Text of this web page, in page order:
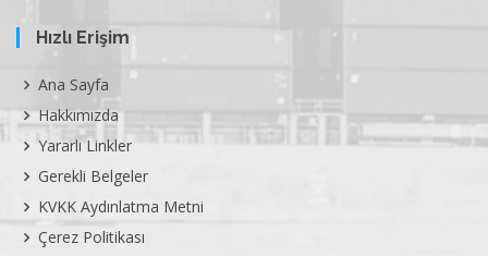
Hızlı Erişim
Ana Sayfa
Hakkımızda
Yararlı Linkler
Gerekli Belgeler
KVKK Aydınlatma Metni
Çerez Politikası